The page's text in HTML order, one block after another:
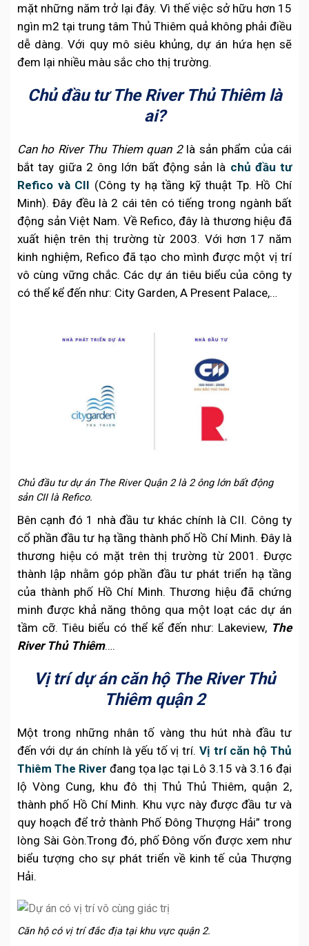
mặt những năm trở lại đây. Vì thế việc sở hữu hơn 15
ngìn m2 tại trung tâm Thủ Thiêm quả không phải điều
dễ dàng. Với quy mô siêu khủng, dự án hứa hẹn sẽ
đem lại nhiều màu sắc cho thị trường.
Chủ đầu tư The River Thủ Thiêm là
ai?
Can ho River Thu Thiem quan 2 là sản phẩm của cái
bắt tay giữa 2 ông lớn bất động sản là chủ đầu tư
Refico và CII (Công ty hạ tầng kỹ thuật Tp. Hồ Chí
Minh). Đây đều là 2 cái tên có tiếng trong ngành bất
động sản Việt Nam. Về Refico, đây là thương hiệu đã
xuất hiện trên thị trường từ 2003. Với hơn 17 năm
kinh nghiệm, Refico đã tạo cho mình được một vị trí
vô cùng vững chắc. Các dự án tiêu biểu của công ty
có thể kể đến như: City Garden, A Present Palace,…
Chủ đầu tư dự án The River Quận 2 là 2 ông lớn bất động
sản CII là Refico.
Bên cạnh đó 1 nhà đầu tư khác chính là CII. Công ty
cổ phần đầu tư hạ tầng thành phố Hồ Chí Minh. Đây là
thương hiệu có mặt trên thị trường từ 2001. Được
thành lập nhằm góp phần đầu tư phát triển hạ tầng
của thành phố Hồ Chí Minh. Thương hiệu đã chứng
minh được khả năng thông qua một loạt các dự án
tầm cỡ. Tiêu biểu có thể kể đến như: Lakeview, The
River Thủ Thiêm….
Vị trí dự án căn hộ The River Thủ
Thiêm quận 2
Một trong những nhân tố vàng thu hút nhà đầu tư
đến với dự án chính là yếu tố vị trí. Vị trí căn hộ Thủ
Thiêm The River đang tọa lạc tại Lô 3.15 và 3.16 đại
lộ Vòng Cung, khu đô thị Thủ Thủ Thiêm, quận 2,
thành phố Hồ Chí Minh. Khu vực này được đầu tư và
quy hoạch để trở thành Phố Đông Thượng Hải” trong
lòng Sài Gòn.Trong đó, phố Đông vốn được xem như
biểu tượng cho sự phát triển về kinh tế của Thượng
Hải.
Căn hộ có vị trí đắc địa tại khu vực quận 2.